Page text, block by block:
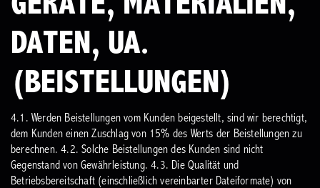
DATEN, UA.
(BEISTELLUNGEN)
4.1. Werden Beistellungen vom Kunden beigestellt, sind wir berechtigt,
dem Kunden einen Zuschlag von 15% des Werts der Beistellungen zu
berechnen. 4.2. Solche Beistellungen des Kunden sind nicht
Gegenstand von Gewährleistung. 4.3. Die Qualität und
Betriebsbereitschaft (einschließlich vereinbarter Dateiformate) von